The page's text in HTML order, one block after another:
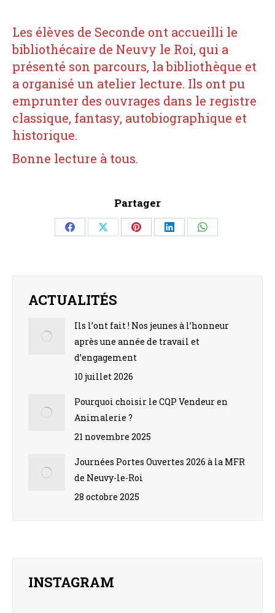
Les élèves de Seconde ont accueilli le
bibliothécaire de Neuvy le Roi, qui a
présenté son parcours, la bibliothèque et
a organisé un atelier lecture. Ils ont pu
emprunter des ouvrages dans le registre
classique, fantasy, autobiographique et
historique.
Bonne lecture à tous.
Partager
Share Share Share Share Share
ACTUALITÉS
Ils l’ont fait ! Nos jeunes à l’honneur
après une année de travail et
d’engagement
10 juillet 2026
Pourquoi choisir le CQP Vendeur en
Animalerie ?
21 novembre 2025
Journées Portes Ouvertes 2026 à la MFR
de Neuvy-le-Roi
28 octobre 2025
INSTAGRAM